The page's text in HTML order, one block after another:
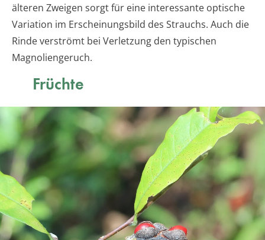
älteren Zweigen sorgt für eine interessante optische
Variation im Erscheinungsbild des Strauchs. Auch die
Rinde verströmt bei Verletzung den typischen
Magnoliengeruch.
Früchte